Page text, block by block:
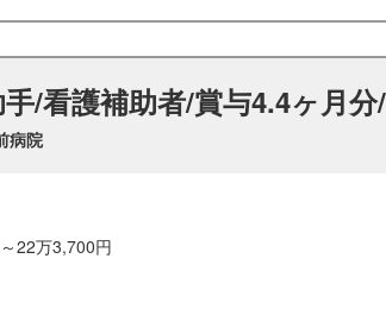
/看護補助者/賞与4.4ヶ月
病院
22万3,700円